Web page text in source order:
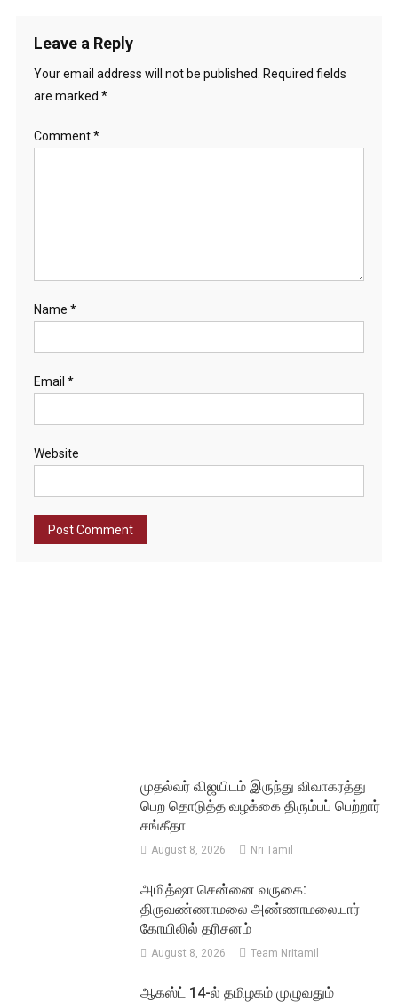
Leave a Reply
Your email address will not be published.
Required fields
are marked *
Comment*
Name *
Email *
Website
முதல்வர் விஜயிடம் இருந்து விவாகரத்து
பெற தொடுத்த வழக்கை திரும்பப் பெற்றார்
சங்கீதா
August 8, 2026 Nri Tamil
அமித்ஷா சென்னை வருகை:
திருவண்ணாமலை அண்ணாமலையார்
கோயிலில் தரிசனம்
August 8, 2026 Team Nritamil
ஆகஸ்ட் 14-ல் தமிழகம் முழுவதும்